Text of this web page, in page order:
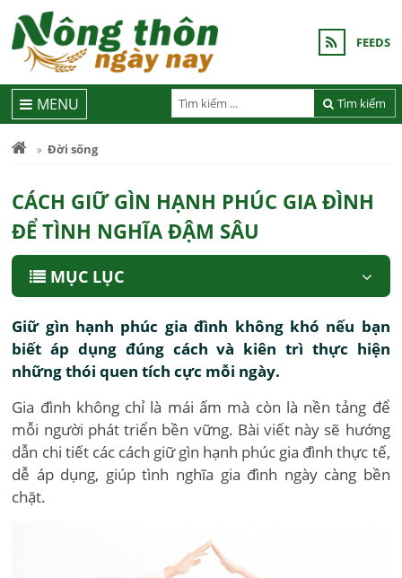
FEEDS
Tìm kiếm
MENU
Đời sống
CÁCH GIỮ GÌN HẠNH PHÚC GIA ĐÌNH
ĐỂ TÌNH NGHĨA ĐẬM SÂU
MỤC LỤC
Giữ gìn hạnh phúc gia đình không khó nếu bạn
biết áp dụng đúng cách và kiên trì thực hiện
những thói quen tích cực mỗi ngày.
Gia đình không chỉ là mái ấm mà còn là nền tảng để
mỗi người phát triển bền vững. Bài viết này sẽ hướng
dẫn chi tiết các cách giữ gìn hạnh phúc gia đình thực tế,
dễ áp dụng, giúp tình nghĩa gia đình ngày càng bền
chặt.